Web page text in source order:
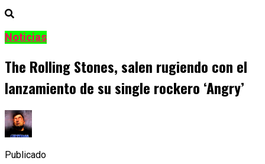
Noticias
The Rolling Stones, salen rugiendo con el
lanzamiento de su single rockero ‘Angry’
Publicado